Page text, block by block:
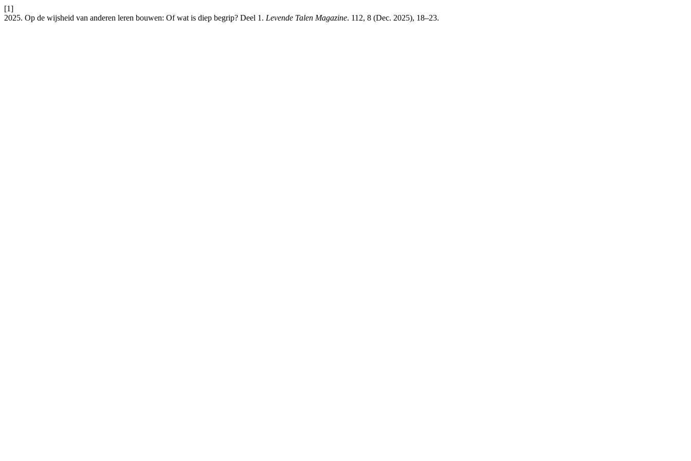
[1]
2025. Op de wijsheid van anderen leren bouwen: Of wat is diep begrip? Deel 1. Levende Talen Magazine. 112, 8 (Dec. 2025), 18–23.